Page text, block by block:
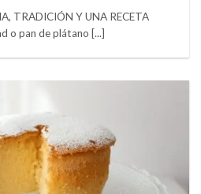
TRADICIÓN Y UNA RECETA
o pan de plátano [...]